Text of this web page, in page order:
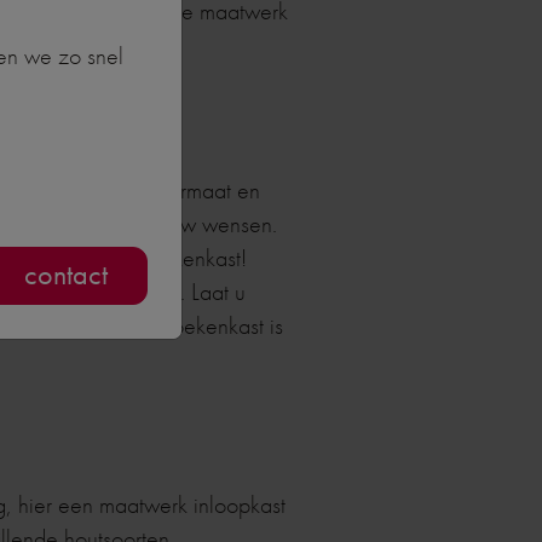
te benutten. De maatwerk
elke houtsoort, formaat en
aansluit op uw wensen.
maatwerk boekenkast!
op te bergen. Laat u
(maatwerk) boekenkast is
hier een maatwerk inloopkast
we zo snel
contact